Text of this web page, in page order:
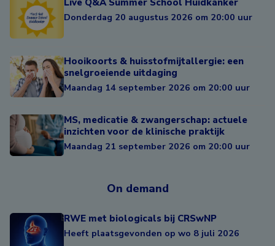
Donderdag 20 augustus 2026 om 20:00 uur
Hooikoorts & huisstofmijtallergie: een
snelgroeiende uitdaging
Maandag 14 september 2026 om 20:00 uur
MS, medicatie & zwangerschap: actuele
inzichten voor de klinische praktijk
Maandag 21 september 2026 om 20:00 uur
On demand
RWE met biologicals bij CRSwNP
Heeft plaatsgevonden op wo 8 juli 2026